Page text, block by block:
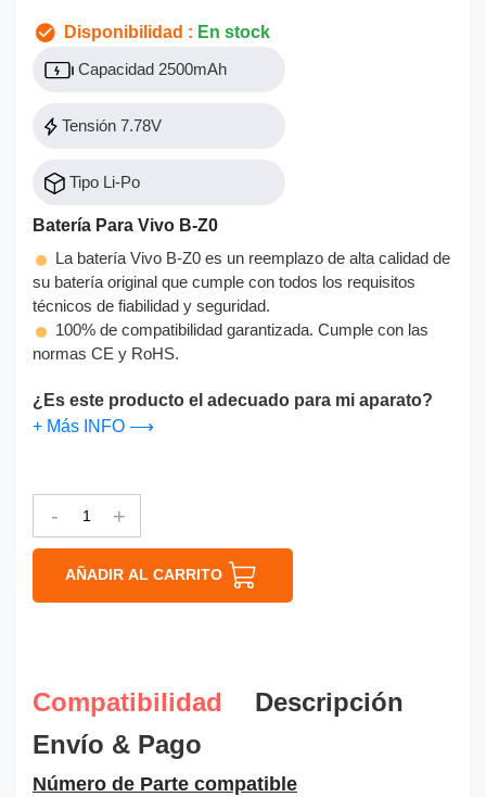
Disponibilidad : En stock
Capacidad 2500mAh
Tensión 7.78V
Tipo Li-Po
Batería Para Vivo B-Z0
La batería Vivo B-Z0 es un reemplazo de alta calidad de
su batería original que cumple con todos los requisitos
técnicos de fiabilidad y seguridad.
100% de compatibilidad garantizada. Cumple con las
normas CE y RoHS.
¿Es este producto el adecuado para mi aparato?
+ Más INFO ⟶
- +
AÑADIR AL CARRITO
Compatibilidad
Descripción
Envío & Pago
Número de Parte compatible